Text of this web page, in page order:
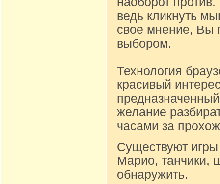
ведь кликнуть
свое мнение, Вы
выбором.
Технология
красивый
желание
часами за
Существуют игры
Марио, танчики,
обнаружить.